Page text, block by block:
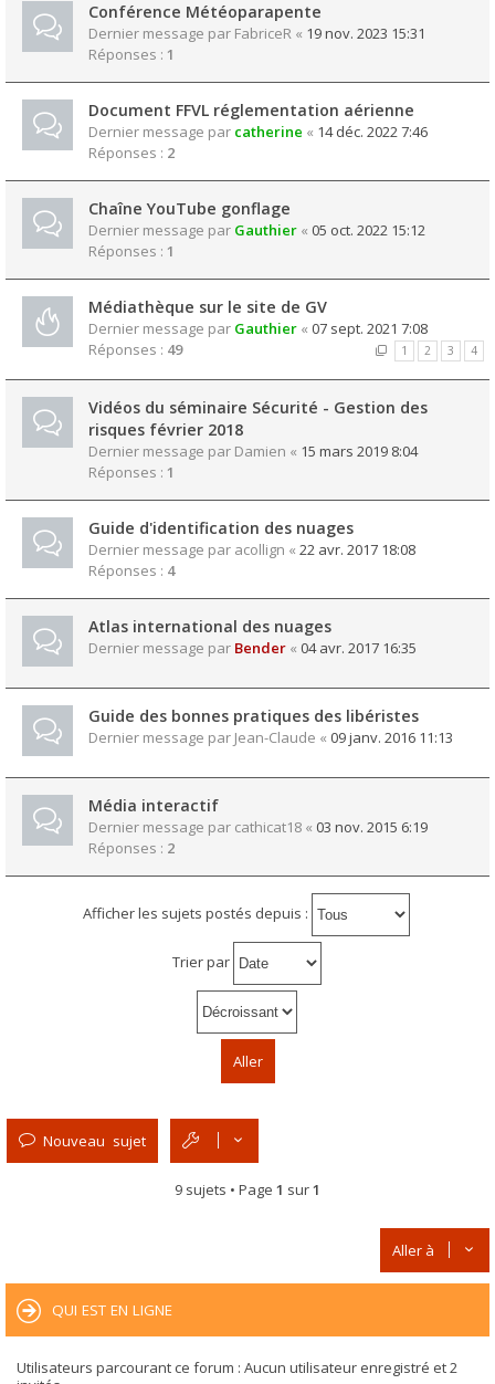
Conférence Météoparapente
Dernier message par FabriceR « 19 nov. 2023 15:31
Réponses : 1
Document FFVL réglementation aérienne
Dernier message par catherine « 14 déc. 2022 7:46
Réponses : 2
Chaîne YouTube gonflage
Dernier message par Gauthier « 05 oct. 2022 15:12
Réponses : 1
Médiathèque sur le site de GV
Dernier message par Gauthier « 07 sept. 2021 7:08
Réponses : 49 1 2 3 4
Vidéos du séminaire Sécurité - Gestion des
risques février 2018
Dernier message par Damien « 15 mars 2019 8:04
Réponses : 1
Guide d'identification des nuages
Dernier message par acollign « 22 avr. 2017 18:08
Réponses : 4
Atlas international des nuages
Dernier message par Bender « 04 avr. 2017 16:35
Guide des bonnes pratiques des libéristes
Dernier message par Jean-Claude « 09 janv. 2016 11:13
Média interactif
Dernier message par cathicat18 « 03 nov. 2015 6:19
Réponses : 2
Afficher les sujets postés depuis :
Trier par
Nouveau sujet
9 sujets • Page 1 sur1
Aller à
QUI EST EN LIGNE
Utilisateurs parcourant ce forum : Aucun utilisateur enregistré et 2